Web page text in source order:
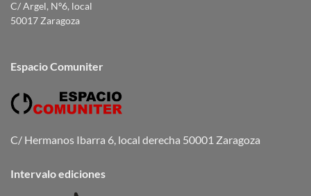
C/ Argel, Nº6, local
50017 Zaragoza
Espacio Comuniter
C/ Hermanos Ibarra 6, local derecha 50001 Zaragoza
Intervalo ediciones